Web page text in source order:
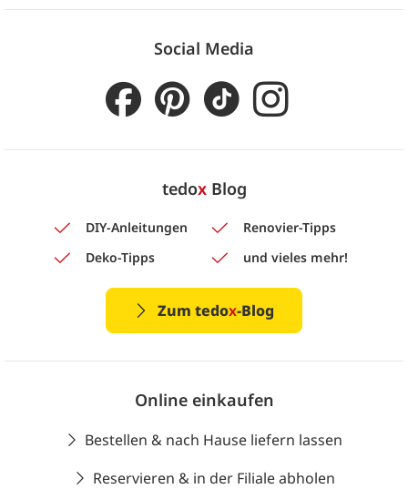
Social Media
tedoxBlog
DIY-Anleitungen
Renovier-Tipps
Deko-Tipps
und vieles mehr!
Zum tedox-Blog
Online einkaufen
Bestellen & nach Hause liefern lassen
Reservieren & in der Filiale abholen